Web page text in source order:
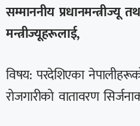
सम्माननीय प्रधानमन्त्रीज्यू
मन्त्रीज्यूहरूलाई,
विषय: परदेशिएका
रोजगारीको वातावरण